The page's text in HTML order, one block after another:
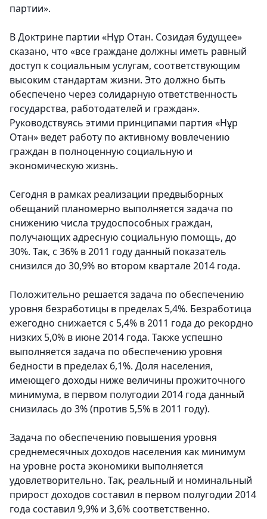
партии».
В Доктрине партии «Нұр Отан. Созидая будущее»
сказано, что «все граждане должны иметь равный
доступ к социальным услугам, соответствующим
высоким стандартам жизни. Это должно быть
обеспечено через солидарную ответственность
государства, работодателей и граждан».
Руководствуясь этими принципами партия «Нұр
Отан» ведет работу по активному вовлечению
граждан в полноценную социальную и
экономическую жизнь.
Сегодня в рамках реализации предвыборных
обещаний планомерно выполняется задача по
снижению числа трудоспособных граждан,
получающих адресную социальную помощь, до
30%. Так, с 36% в 2011 году данный показатель
снизился до 30,9% во втором квартале 2014 года.
Положительно решается задача по обеспечению
уровня безработицы в пределах 5,4%. Безработица
ежегодно снижается с 5,4% в 2011 года до рекордно
низких 5,0% в июне 2014 года. Также успешно
выполняется задача по обеспечению уровня
бедности в пределах 6,1%. Доля населения,
имеющего доходы ниже величины прожиточного
минимума, в первом полугодии 2014 года данный
снизилась до 3% (против 5,5% в 2011 году).
Задача по обеспечению повышения уровня
среднемесячных доходов населения как минимум
на уровне роста экономики выполняется
удовлетворительно. Так, реальный и номинальный
прирост доходов составил в первом полугодии 2014
года составил 9,9% и 3,6% соответственно.